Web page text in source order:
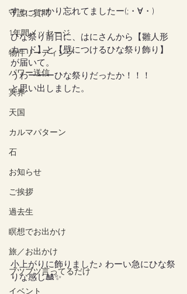
守護に質問
1年間メッセージ
物件リーディング
パワー送信
冥界
天国
カルマパターン
石
お知らせ
ご挨拶
過去生
瞑想でお出かけ
旅／お出かけ
ブツブツ言ってるだけ
イベント
すっっっかり忘れてましたー(;・∀・)
ひな祭り前日に、はにさんから【雛人形
カード】と【壁につけるひな祭り飾り】
が届いて。
うわーーーひな祭りだったか！！！
と思い出しました。
小上がりに飾りました♪ わーい急にひな祭
りな感じ🎎✨